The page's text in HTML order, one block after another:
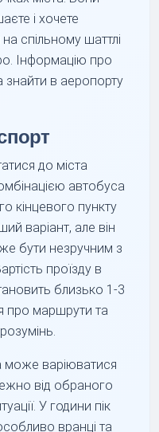
і хочете
спільному шаттлі
Інформацію про
в аеропорту
до міста
автобуса
кінцевого пункту
варіант, але він
бути незручним з
проїзду в
близько 1-3
про маршрути та
може варіюватися
від обраного
У години пік
вранці та